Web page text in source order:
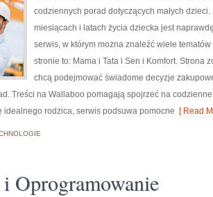
codziennych porad dotyczących małych
miesiącach i latach życia dziecka jest
serwis, w którym można znaleźć wiele
stronie to: Mama i Tata i Sen i Komfort. Strona
chcą podejmować świadome decyzje
Treści na Wallaboo pomagają spojrzeć na
idealnego rodzica, serwis podsuwa pomocne [ Read
Oprogramowanie